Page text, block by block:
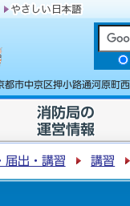
市中京区押小路通河原町
消防局の
運営情報
届出・講習 講習